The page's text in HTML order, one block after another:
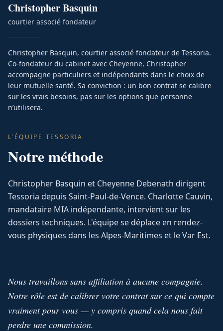
ChristopherBasquin
courtier associé fondateur
Christopher Basquin, courtier associé fondateur de Tessoria.
Co-fondateur du cabinet avec Cheyenne, Christopher
accompagne particuliers et indépendants dans le choix de
leur mutuelle santé. Sa conviction : un bon contrat se calibre
sur les vrais besoins, pas sur les options que personne
n’utilisera.
L'ÉQUIPE TESSORIA
Notre méthode
Christopher Basquin et Cheyenne Debenath dirigent
Tessoria depuis Saint-Paul-de-Vence. Charlotte Cauvin,
mandataire MIA indépendante, intervient sur les
dossiers techniques. L'équipe se déplace en rendez-
vous physiques dans les Alpes-Maritimes et le Var Est.
Nous travaillons sans affiliation à aucune compagnie.
Notre rôle est de calibrer votre contrat sur ce qui compte
vraiment pour vous — y compris quand cela nous fait
perdre une commission.